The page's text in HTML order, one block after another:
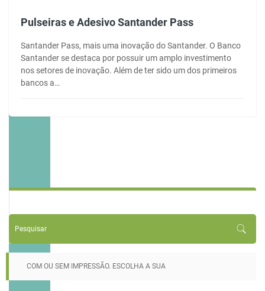
Pulseiras e Adesivo Santander Pass
Santander Pass, mais uma inovação do Santander. O Banco
Santander se destaca por possuir um amplo investimento
nos setores de inovação. Além de ter sido um dos primeiros
bancos a…
COM OU SEM IMPRESSÃO. ESCOLHA A SUA